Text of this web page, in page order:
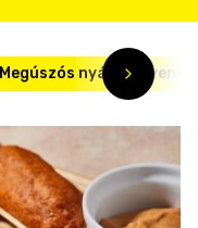
Megúszós nyári